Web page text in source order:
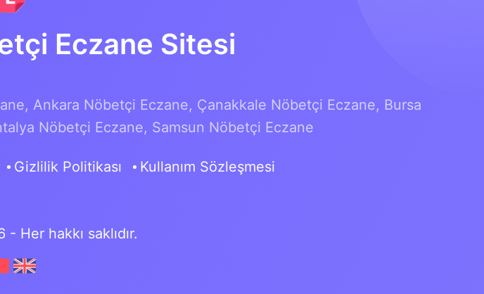
Eczane Sitesi
Ankara Nöbetçi Eczane, Çanakkale Nöbetçi Eczane, Bursa
Nöbetçi Eczane, Samsun Nöbetçi Eczane
Gizlilik Politikası Kullanım Sözleşmesi
Her hakkı saklıdır.